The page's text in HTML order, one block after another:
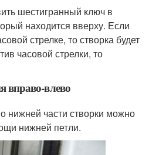
шестигранный ключ в
находится вверху. Если
стрелке, то створка будет
часовой стрелки, то
вправо-влево
нижней части створки можно
нижней петли.